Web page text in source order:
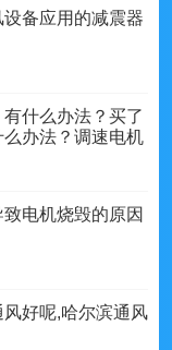
备应用的减震器
什么办法？买了
办法？调速电机
电机烧毁的原因
好呢,哈尔滨通风